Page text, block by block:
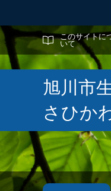
このサイトに
いて
サイト内検索
旭川市
さひか